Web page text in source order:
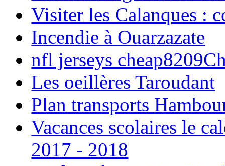
Visiter les Calanques :
Incendie à Ouarzazate
nfl jerseys
Les oeillères Taroudant
Plan transports
Vacances scolaires le
2017 - 2018